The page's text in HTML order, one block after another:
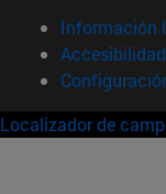
Información
Accesibilidad
Localizador de